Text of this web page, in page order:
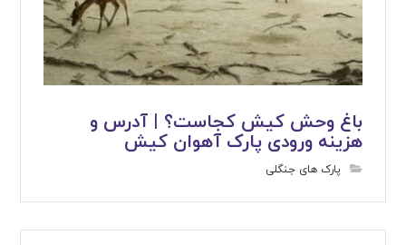
باغ وحش کیش کجاست؟ | آدرس و
هزینه ورودی پارک آهوان کیش
پارک های جنگلی